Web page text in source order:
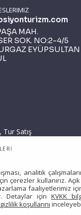
analitik
çerezler kullanırız.
faaliyetlerimiz
Detaylar için KVKK
gizlilik koşullarını
MAH.
SOK. NO:2-4/5
EYÜPSULTAN
Tur Satış
fiyatlar, geçerli kartlar ile
ve yeterli kontenjan
geçerlidir.